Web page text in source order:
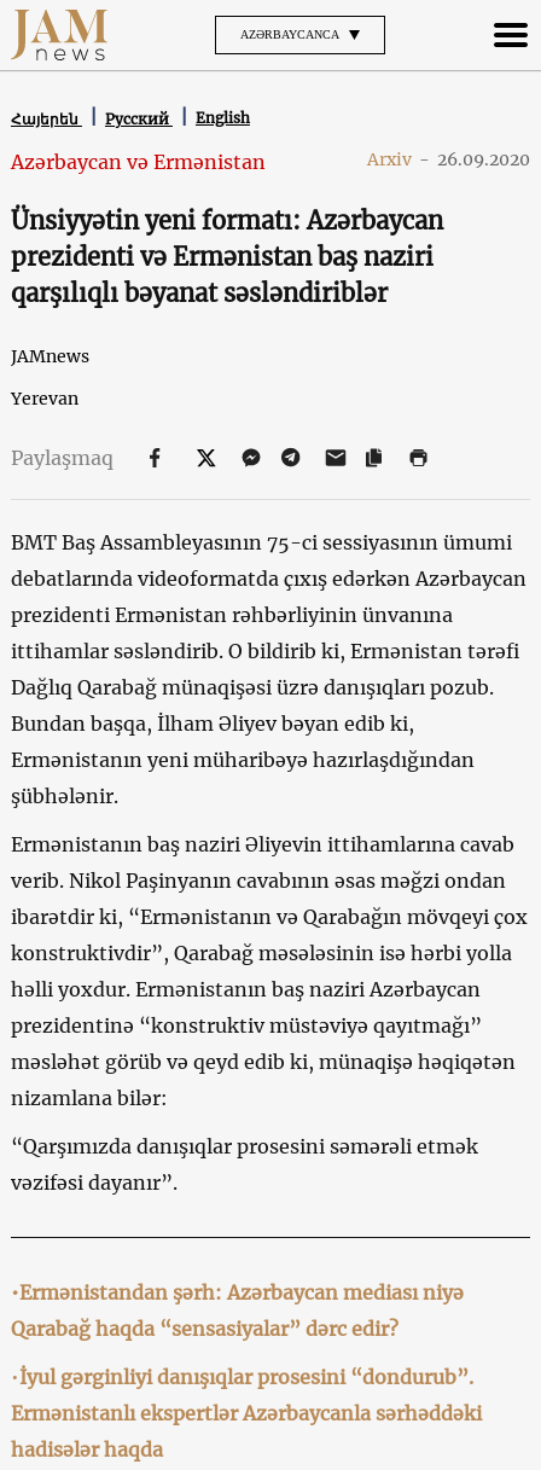
AZƏRBAYCANCA
Հայերեն Русский English
Azərbaycan və Ermənistan Arxiv - 26.09.2020
Ünsiyyətin yeni formatı: Azərbaycan
prezidenti və Ermənistan baş naziri
qarşılıqlı bəyanat səsləndiriblər
JAMnews
Yerevan
Paylaşmaq
BMT Baş Assambleyasının 75-ci sessiyasının ümumi
debatlarında videoformatda çıxış edərkən Azərbaycan
prezidenti Ermənistan rəhbərliyinin ünvanına
ittihamlar səsləndirib. O bildirib ki, Ermənistan tərəfi
Dağlıq Qarabağ münaqişəsi üzrə danışıqları pozub.
Bundan başqa, İlham Əliyev bəyan edib ki,
Ermənistanın yeni müharibəyə hazırlaşdığından
şübhələnir.
Ermənistanın baş naziri Əliyevin ittihamlarına cavab
verib. Nikol Paşinyanın cavabının əsas məğzi ondan
ibarətdir ki, “Ermənistanın və Qarabağın mövqeyi çox
konstruktivdir”, Qarabağ məsələsinin isə hərbi yolla
həlli yoxdur. Ermənistanın baş naziri Azərbaycan
prezidentinə “konstruktiv müstəviyə qayıtmağı”
məsləhət görüb və qeyd edib ki, münaqişə həqiqətən
nizamlana bilər:
“Qarşımızda danışıqlar prosesini səmərəli etmək
vəzifəsi dayanır”.
•Ermənistandan şərh: Azərbaycan mediası niyə
Qarabağ haqda “sensasiyalar” dərc edir?
•İyul gərginliyi danışıqlar prosesini “dondurub”.
Ermənistanlı ekspertlər Azərbaycanla sərhəddəki
hadisələr haqda